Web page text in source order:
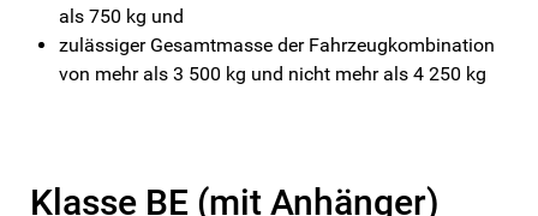
als 750 kg und
zulässiger Gesamtmasse der Fahrzeugkombination
von mehr als 3 500 kg und nicht mehr als 4 250 kg
Klasse BE (mit Anhänger)